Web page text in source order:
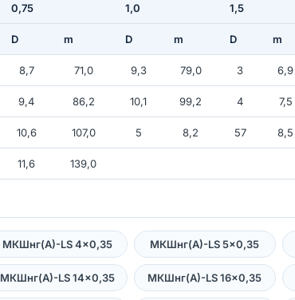
0,75 1,0 1,5
D m D m D m
8,7 71,0 9,3 79,0 3 6,9
9,4 86,2 10,1 99,2 4 7,5
10,6 107,0 5 8,2 57 8,5
11,6 139,0
МКШнг(А)-LS 4×0,35 МКШнг(А)-LS 5×0,35
МКШнг(А)-LS 14×0,35 МКШнг(А)-LS 16×0,35